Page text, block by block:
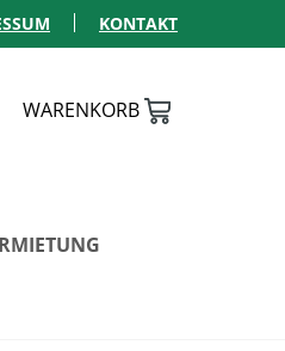
KONTAKT
WARENKORB